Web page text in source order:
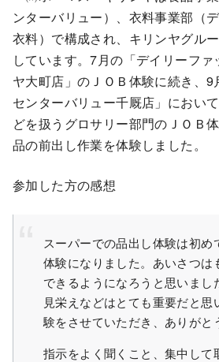
ンターバリュー）、衣料事業部（
衣料）で構成され、キリンヤグル
しています。7月の「デイリーフ
ヤ大町店」のＪＯＢ体験に続き、9
センターバリュー千厩店」におい
どを扱うグロサリー部門のＪＯＢ
品の前出し作業を体験しました。
参加した方の感想
スーパーでの品出し体験は初め
体験になりました。あいさつは
できるようになろうと思いまし
見栄えなどはとても重要だと
験をさせていただき、ありがと
指示をよく聞くこと、集中して